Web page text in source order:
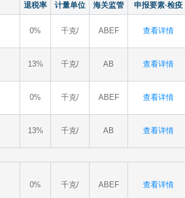
退税率 计量单位 海关监管 申报要素·检疫
0% 千克/ ABEF 查看详情
13% 千克/ AB 查看详情
0% 千克/ ABEF 查看详情
13% 千克/ AB 查看详情
0% 千克/ ABEF 查看详情